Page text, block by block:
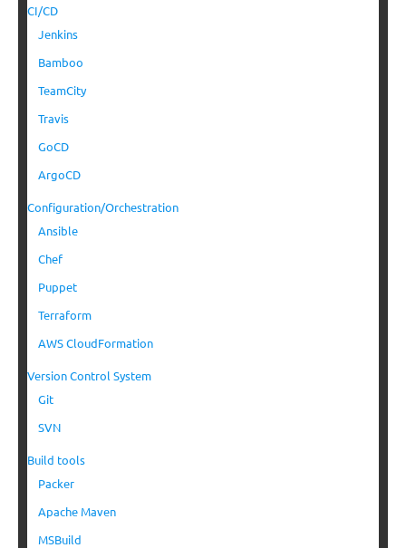
CI/CD
Jenkins
Bamboo
TeamCity
Travis
GoCD
ArgoCD
Configuration/Orchestration
Ansible
Chef
Puppet
Terraform
AWS CloudFormation
Version Control System
Git
SVN
Build tools
Packer
Apache Maven
MSBuild